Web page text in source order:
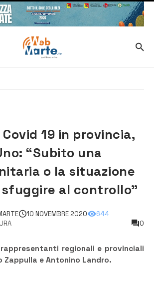
19 in provincia,
“Subito una
o la situazione
al controllo”
10 NOVEMBRE 2020
644
0
regionali e provinciali
Zappulla e Antonino Landro.